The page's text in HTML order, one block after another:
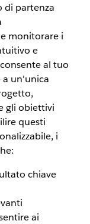
di partenza
monitorare i
e
al tuo
a un'unica
gli obiettivi
questi
i
chiave
ai